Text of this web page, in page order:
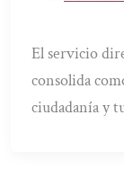
El servicio
consolida
ciudadanía y